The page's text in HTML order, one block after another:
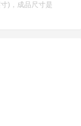
)，成品尺寸是